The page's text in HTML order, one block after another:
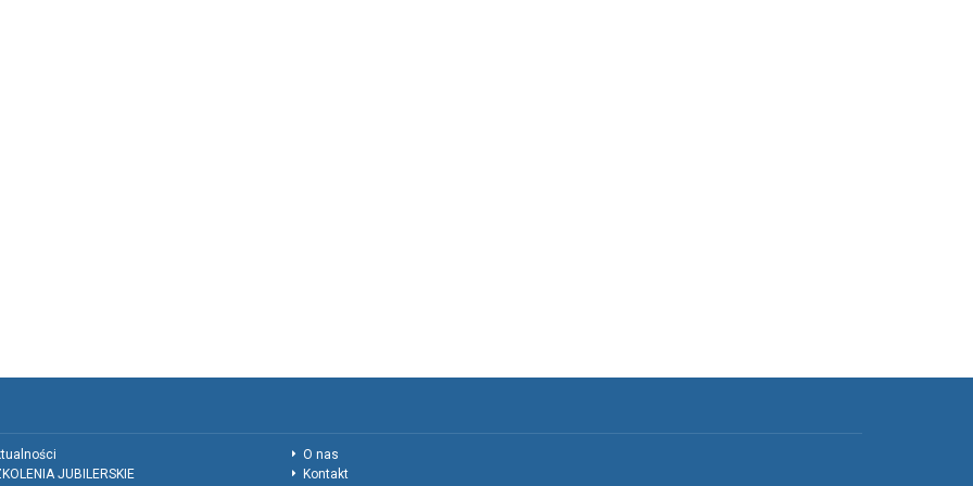
JUBILERSKIE
O nas
Kontakt